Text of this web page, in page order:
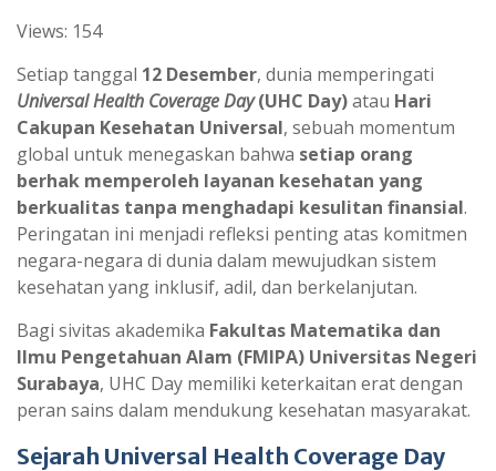
a
t
s
A
p
p
l
e
g
r
a
m
Views: 154
Setiap tanggal 12 Desember, dunia memperingati
Universal Health Coverage Day(UHC Day)atau Hari
Cakupan Kesehatan Universal, sebuah momentum
global untuk menegaskan bahwa setiap orang
berhak memperoleh layanan kesehatan yang
berkualitas tanpa menghadapi kesulitan finansial.
Peringatan ini menjadi refleksi penting atas komitmen
negara-negara di dunia dalam mewujudkan sistem
kesehatan yang inklusif, adil, dan berkelanjutan.
Bagi sivitas akademika Fakultas Matematika dan
Ilmu Pengetahuan Alam (FMIPA) Universitas Negeri
Surabaya, UHC Day memiliki keterkaitan erat dengan
peran sains dalam mendukung kesehatan masyarakat.
Sejarah Universal Health Coverage Day